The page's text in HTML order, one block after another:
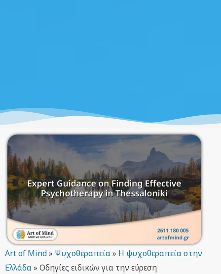
Art of Mind» Ψυχοθεραπεία» Η ψυχοθεραπεία στην
Ελλάδα» Οδηγίες ειδικών για την εύρεση